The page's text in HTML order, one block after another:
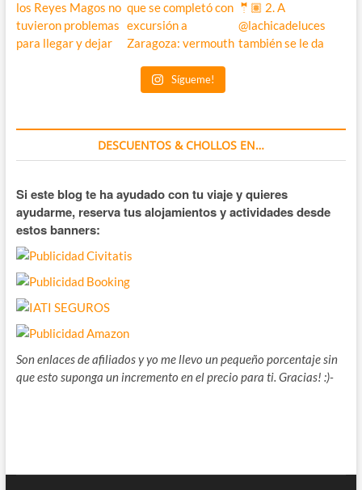
Sígueme!
DESCUENTOS & CHOLLOS EN…
Si este blog te ha ayudado con tu viaje y quieres
ayudarme, reserva tus alojamientos y actividades desde
estos banners:
Son enlaces de afiliados y yo me llevo un pequeño porcentaje sin
que esto suponga un incremento en el precio para ti. Gracias! :)-